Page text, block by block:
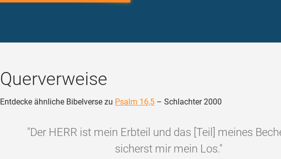
Querverweise
Entdecke ähnliche Bibelverse zu Psalm 16,5 – Schlachter 2000
"Der HERR ist mein Erbteil und das [Teil] meines
sicherst mir mein Los."